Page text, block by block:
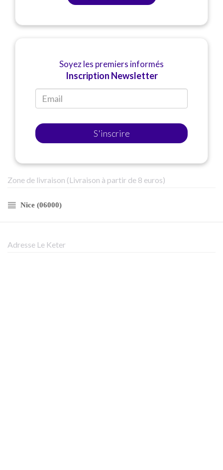
Soyez les premiers informés
Inscription Newsletter
S'inscrire
Zone de livraison (Livraison à partir de 8 euros)
Nice (06000)
Adresse Le Keter